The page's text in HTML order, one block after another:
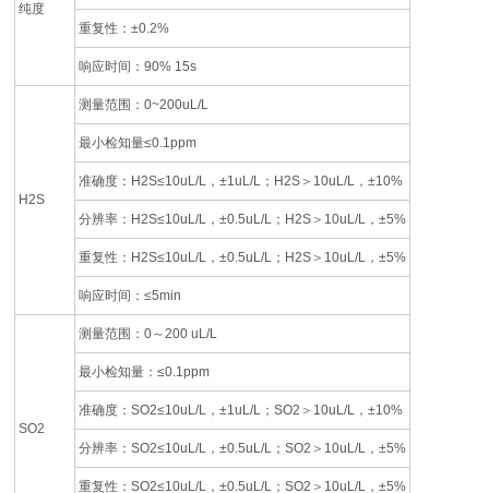
纯度
重复性：±0.2%
响应时间：90% 15s
H2S
测量范围：0~200uL/L
最小检知量≤0.1ppm
准确度：H2S≤10uL/L，±1uL/L；H2S＞10uL/L，±10%
分辨率：H2S≤10uL/L，±0.5uL/L；H2S＞10uL/L，±5%
重复性：H2S≤10uL/L，±0.5uL/L；H2S＞10uL/L，±5%
响应时间：≤5min
SO2
测量范围：0～200 uL/L
最小检知量：≤0.1ppm
准确度：SO2≤10uL/L，±1uL/L；SO2＞10uL/L，±10%
分辨率：SO2≤10uL/L，±0.5uL/L；SO2＞10uL/L，±5%
重复性：SO2≤10uL/L，±0.5uL/L；SO2＞10uL/L，±5%